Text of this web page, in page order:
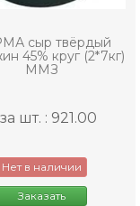
сыр твёрдый
45% круг (2*7кг)
ММЗ
шт. : 921.00
Нет в наличии
Заказать